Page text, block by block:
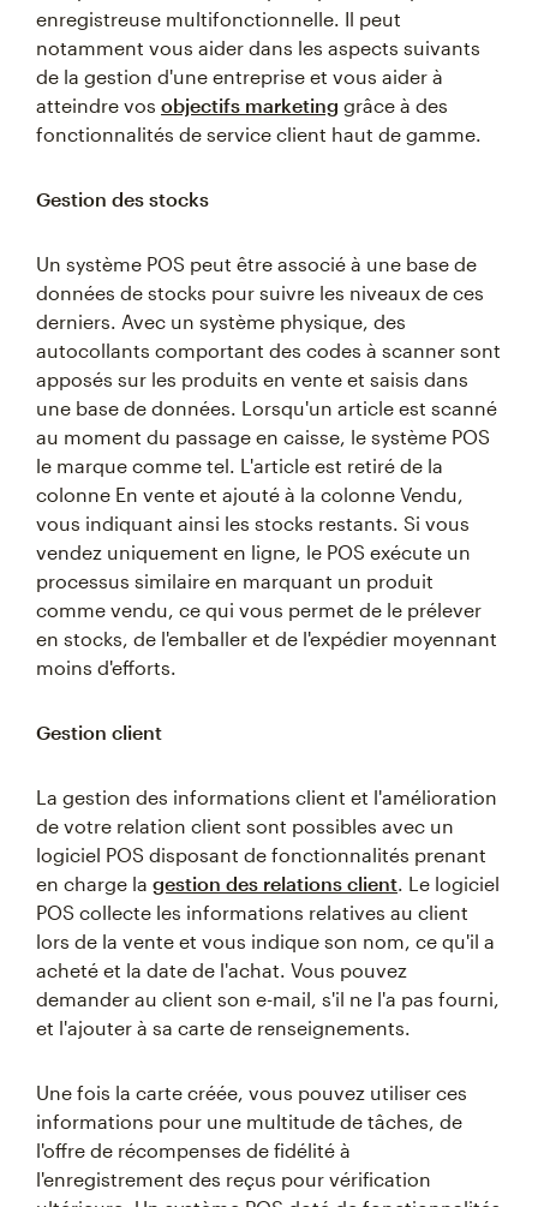
enregistreuse multifonctionnelle. Il peut
notamment vous aider dans les aspects suivants
de la gestion d'une entreprise et vous aider à
atteindre vos objectifs marketing grâce à des
fonctionnalités de service client haut de gamme.
Gestion des stocks
Un système POS peut être associé à une base de
données de stocks pour suivre les niveaux de ces
derniers. Avec un système physique, des
autocollants comportant des codes à scanner sont
apposés sur les produits en vente et saisis dans
une base de données. Lorsqu'un article est scanné
au moment du passage en caisse, le système POS
le marque comme tel. L'article est retiré de la
colonne En vente et ajouté à la colonne Vendu,
vous indiquant ainsi les stocks restants. Si vous
vendez uniquement en ligne, le POS exécute un
processus similaire en marquant un produit
comme vendu, ce qui vous permet de le prélever
en stocks, de l'emballer et de l'expédier moyennant
moins d'efforts.
Gestion client
La gestion des informations client et l'amélioration
de votre relation client sont possibles avec un
logiciel POS disposant de fonctionnalités prenant
en charge la gestion des relations client. Le logiciel
POS collecte les informations relatives au client
lors de la vente et vous indique son nom, ce qu'il a
acheté et la date de l'achat. Vous pouvez
demander au client son e-mail, s'il ne l'a pas fourni,
et l'ajouter à sa carte de renseignements.
Une fois la carte créée, vous pouvez utiliser ces
informations pour une multitude de tâches, de
l'offre de récompenses de fidélité à
l'enregistrement des reçus pour vérification